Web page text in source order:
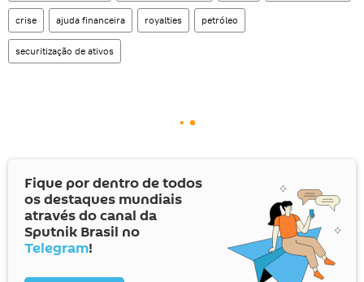
crise ajuda financeira royalties petróleo
securitização de ativos
Fique por dentro de todos
os destaques mundiais
através do canal da
Sputnik Brasil no
Telegram!